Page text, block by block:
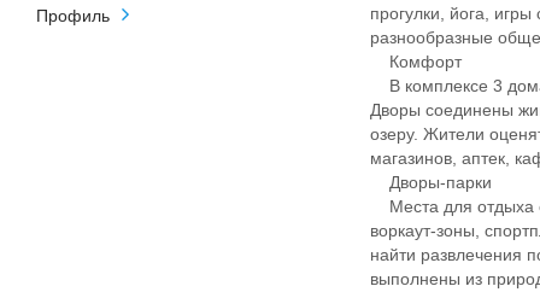
Профиль
прогулки, йога,
разнообразные
Комфорт
В комплексе 3
Дворы соединены
озеру. Жители
магазинов, аптек,
Дворы-парки
Места для отдыха
воркаут-зоны,
найти развлечения
выполнены из